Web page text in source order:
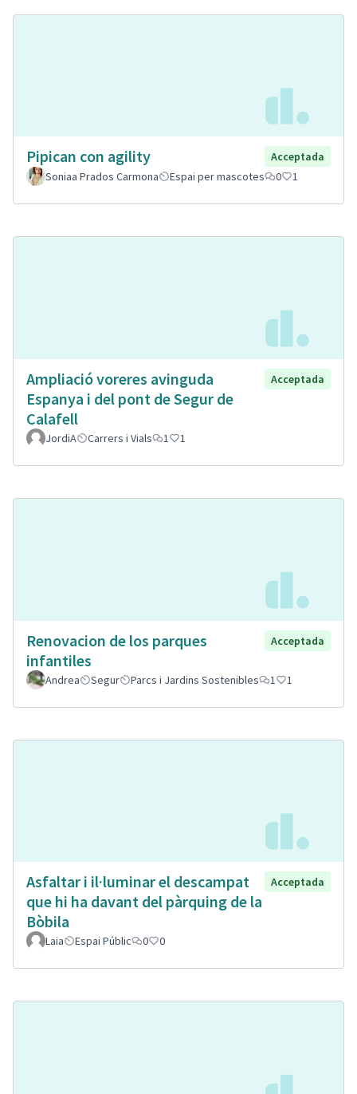
Pipican con agility
Acceptada
Soniaa Prados Carmona
Espai per mascotes 0 1
Ampliació voreres avinguda
Espanya i del pont de Segur de
Calafell
Acceptada
JordiA Carrers i Vials 1 1
Renovacion de los parques
infantiles
Acceptada
Andrea Segur Parcs i Jardins Sostenibles 1 1
Asfaltar i il·luminar el descampat
que hi ha davant del pàrquing de la
Bòbila
Acceptada
Laia Espai Públic 0 0